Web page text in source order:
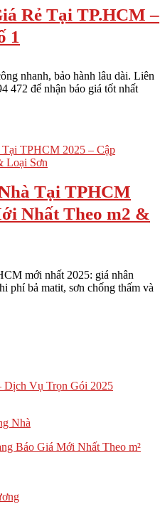
Rẻ Tại TP.HCM –
1
nhanh, bảo hành lâu dài. Liên
472 để nhận báo giá tốt nhất
Tại TPHCM
Nhất Theo m2 &
mới nhất 2025: giá nhân
phí bả matit, sơn chống thấm và
Dịch Vụ Trọn Gói 2025
Báo Giá Mới Nhất Theo m²